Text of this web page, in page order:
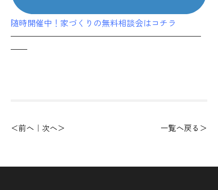
随時開催中！家づくりの無料相談会はコチラ
———————————————————————
——
前へ 次へ 一覧へ戻る